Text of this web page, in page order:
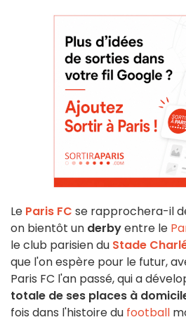
Le Paris FC se rapprochera-il
on bientôt un derbyentre le
le club parisien du Stade
que l'on espère pour le futur,
Paris FC l'an passé, qui a
totale de ses places à
fois dans l'histoire du football